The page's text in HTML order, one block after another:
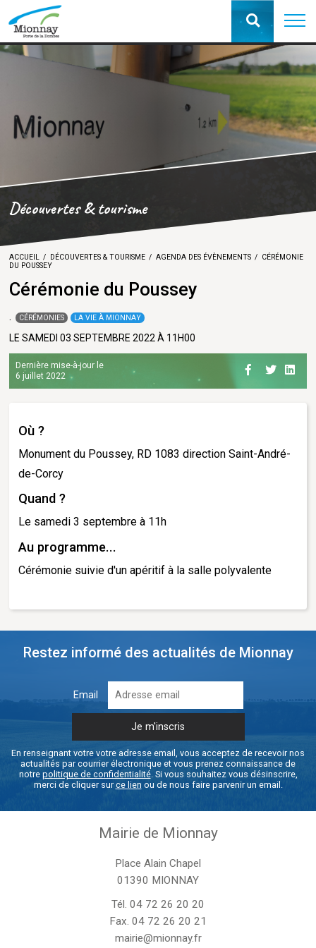
Découvertes & tourisme
ACCUEIL DÉCOUVERTES & TOURISME AGENDA DES ÉVÈNEMENTS
CÉRÉMONIE
DU POUSSEY
Cérémonie du Poussey
CÉRÉMONIES LA VIE À MIONNAY
LE SAMEDI 03 SEPTEMBRE 2022 À 11H00
Dernière mise-à-jour le
6 juillet 2022
Où ?
Monument du Poussey, RD 1083 direction Saint-André-
de-Corcy
Quand ?
Le samedi 3 septembre à 11h
Au programme...
Cérémonie suivie d'un apéritif à la salle polyvalente
Restez informé des actualités de Mionnay
Email
En renseignant votre votre adresse email, vous acceptez de recevoir nos
actualités par courrier électronique et vous prenez connaissance de
notre politique de confidentialité. Si vous souhaitez vous désinscrire,
merci de cliquer surce lien ou de nous faire parvenir un email.
Mairie de Mionnay
Place Alain Chapel
01390 MIONNAY
Tél. 04 72 26 20 20
Fax. 04 72 26 20 21
mairie@mionnay.fr